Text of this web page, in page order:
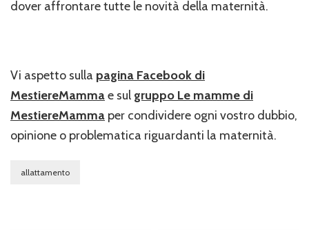
dover affrontare tutte le novità della maternità.
Vi aspetto sulla pagina Facebook di
MestiereMammae sul gruppo Le mamme di
MestiereMamma per condividere ogni vostro dubbio,
opinione o problematica riguardanti la maternità.
allattamento